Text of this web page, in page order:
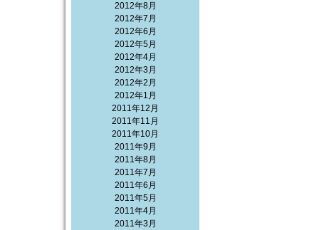
2012年8月
2012年7月
2012年6月
2012年5月
2012年4月
2012年3月
2012年2月
2012年1月
2011年12月
2011年11月
2011年10月
2011年9月
2011年8月
2011年7月
2011年6月
2011年5月
2011年4月
2011年3月